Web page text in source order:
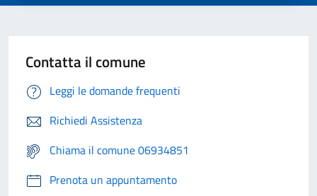
Contatta il comune
Leggi le domande frequenti
Richiedi Assistenza
Chiama il comune 06934851
Prenota un appuntamento